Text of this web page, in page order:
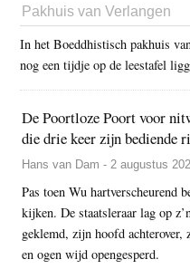
Pakhuis van Verlangen
In het Boeddhistisch pakhuis
nog een tijdje op de leestafel
De Poortloze Poort voor
die drie keer zijn bediende
Hans van Dam - 2 augustus
Pas toen Wu hartverscheurend
kijken. De staatsleraar lag op
geklemd, zijn hoofd
en ogen wijd opengesperd.